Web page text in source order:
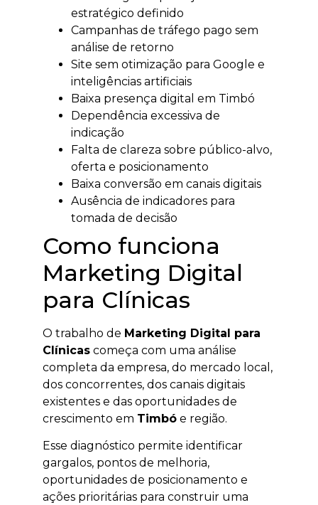
estratégico definido
Campanhas de tráfego pago sem
análise de retorno
Site sem otimização para Google e
inteligências artificiais
Baixa presença digital em Timbó
Dependência excessiva de
indicação
Falta de clareza sobre público-alvo,
oferta e posicionamento
Baixa conversão em canais digitais
Ausência de indicadores para
tomada de decisão
Como funciona
Marketing Digital
para Clínicas
O trabalho de Marketing Digital para
Clínicas começa com uma análise
completa da empresa, do mercado local,
dos concorrentes, dos canais digitais
existentes e das oportunidades de
crescimento em Timbó e região.
Esse diagnóstico permite identificar
gargalos, pontos de melhoria,
oportunidades de posicionamento e
ações prioritárias para construir uma